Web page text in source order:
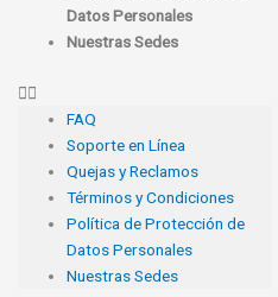
Datos Personales
Nuestras Sedes
FAQ
Soporte en Línea
Quejas y Reclamos
Términos y Condiciones
Política de Protección de
Datos Personales
Nuestras Sedes